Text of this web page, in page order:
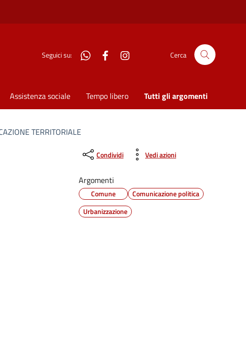
Seguici su: WhatsAppFacebook Cerca
Assistenza sociale Tempo libero Tutti gli argomenti
TERRITORIALE
Condividi Vedi azioni
Argomenti
Comune
Comunicazione politica
Urbanizzazione